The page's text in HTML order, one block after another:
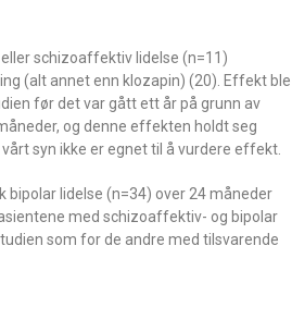
schizoaffektiv lidelse (n=11)
(alt annet enn klozapin) (20). Effekt ble
før det var gått ett år på grunn av
og denne effekten holdt seg
syn ikke er egnet til å vurdere effekt.
lidelse (n=34) over 24 måneder
med schizoaffektiv- og bipolar
som for de andre med tilsvarende